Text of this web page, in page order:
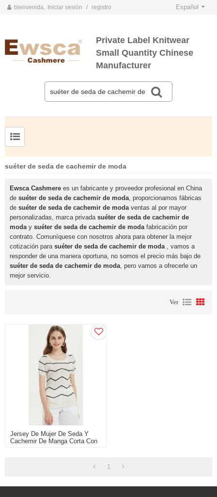
bienvenida, Iniciar sesión / registro Español
Private Label Knitwear
Small Quantity Chinese
Manufacturer
suéter de seda de cachemir de moda
Ewsca Cashmere es un fabricante y proveedor profesional en China
de suéter de seda de cachemir de moda, proporcionamos fábricas
de suéter de seda de cachemir de modaventas al por mayor
personalizadas, marca privada suéter de seda de cachemir de
moday suéter de seda de cachemir de modafabricación por
contrato. Comuníquese con nosotros ahora para obtener la mejor
cotización para suéter de seda de cachemir de moda, vamos a
responder de una manera oportuna, no somos el precio más bajo de
suéter de seda de cachemir de moda, pero vamos a ofrecerle un
mejor servicio.
Ver
Jersey De Mujer De Seda Y
Cachemir De Manga Corta Con
1